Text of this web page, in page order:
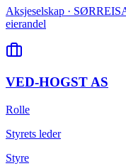
Aksjeselskap ·
eierandel
VED-HOGST AS
Rolle
Styrets leder
Styre